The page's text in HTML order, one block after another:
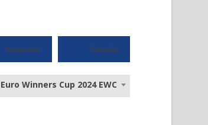
Kalender Tabelle
Euro Winners Cup 2024 EWC